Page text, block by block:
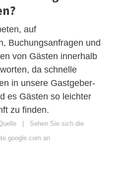
auf
Buchungsanfragen und
von Gästen innerhalb
da schnelle
in unsere Gastgeber-
es Gästen so leichter
zu finden.
| Sehen Sie sich die
an